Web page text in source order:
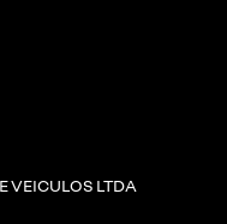
VEICULOS LTDA